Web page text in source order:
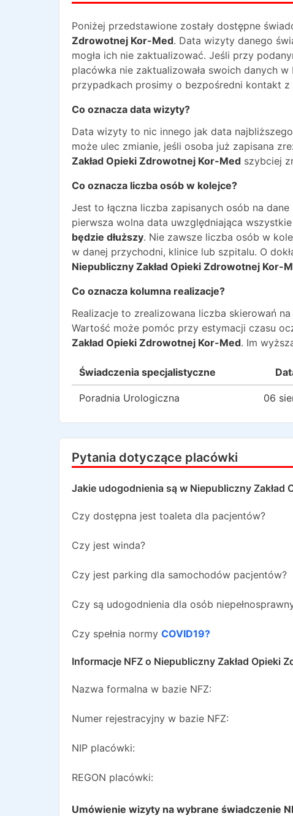
Poniżej przedstawione zostały dostępne
Zdrowotnej Kor-Med. Data wizyty danego
mogła ich nie zaktualizować. Jeśli przy
placówka nie zaktualizowała swoich danych w
przypadkach prosimy o bezpośredni kontakt
Co oznacza data wizyty?
Data wizyty to nic innego jak data
może ulec zmianie, jeśli osoba już zapisana
Zakład Opieki Zdrowotnej Kor-Med szybciej
Co oznacza liczba osób w kolejce?
Jest to łączna liczba zapisanych osób na
pierwsza wolna data uwzględniająca
będzie dłuższy. Nie zawsze liczba osób w
w danej przychodni, klinice lub szpitalu. O
Niepubliczny Zakład Opieki Zdrowotnej Kor-
Co oznacza kolumna realizacje?
Realizacje to zrealizowana liczba skierowań
Wartość może pomóc przy estymacji czasu
Zakład Opieki Zdrowotnej Kor-Med. Im
Świadczenia specjalistyczne
Poradnia Urologiczna 06
Pytania dotyczące placówki
Jakie udogodnienia są w Niepubliczny Zakład
Czy dostępna jest toaleta dla pacjentów?
Czy jest winda?
Czy jest parking dla samochodów pacjentów?
Czy są udogodnienia dla osób
Czy spełnia normy COVID19?
Informacje NFZ o Niepubliczny Zakład Opieki
Nazwa formalna w bazie NFZ:
Numer rejestracyjny w bazie NFZ:
NIP placówki:
REGON placówki:
Umówienie wizyty na wybrane świadczenie